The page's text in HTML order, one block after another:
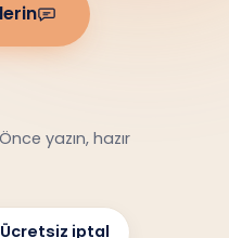
yazın, hazır
Ücretsiz iptal